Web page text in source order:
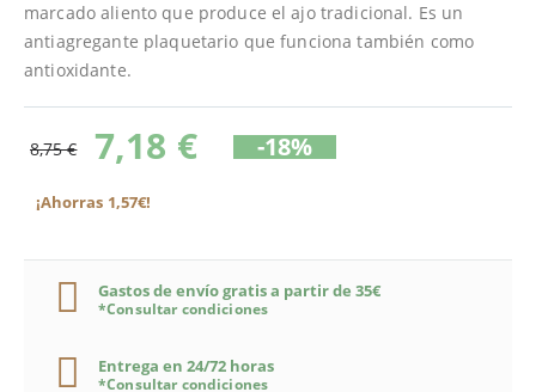
marcado aliento que produce el ajo tradicional. Es un
antiagregante plaquetario que funciona también como
antioxidante.
8,75 € 7,18 € -18%
¡Ahorras 1,57€!
Gastos de envío gratis a partir de 35€
*Consultar condiciones
Entrega en 24/72 horas
*Consultar condiciones